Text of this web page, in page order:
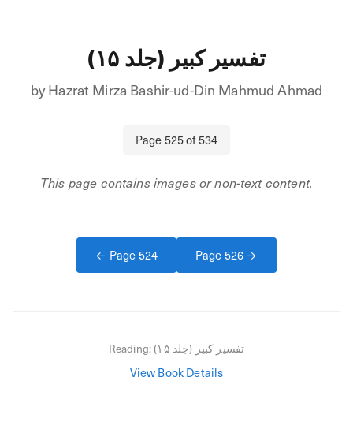
تفسیر کبیر (جلد ۱۵)
byHazrat Mirza Bashir-ud-Din Mahmud Ahmad
Page 525of534
This page contains images or non-text content.
← Page 524 Page 526 →
Reading: تفسیر کبیر (جلد ۱۵)
View Book Details